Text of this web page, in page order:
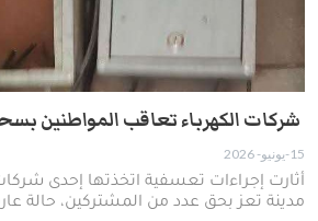
شركات الكهرباء تعاقب المواطنين
15-يونيو- 2026
​أثارت إجراءات تعسفية اتخذتها إحدى
مدينة تعز بحق عدد من المشتركين، حالة